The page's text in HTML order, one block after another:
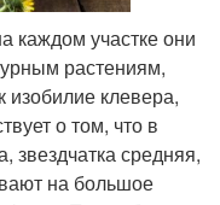
каждом участке они
растениям,
клевера,
о том, что в
звездчатка средняя,
на большое